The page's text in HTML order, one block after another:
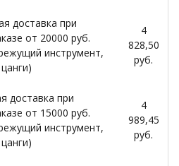
доставка при
от 20000 руб.
инструмент,
4
828,50
руб.
доставка при
от 15000 руб.
инструмент,
4
989,45
руб.